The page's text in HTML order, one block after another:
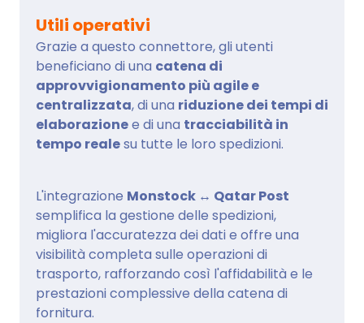
Utili operativi
Grazie a questo connettore, gli utenti
beneficiano di una catena di
approvvigionamento più agile e
centralizzata, di una riduzione dei tempi di
elaborazionee di una tracciabilità in
tempo realesu tutte le loro spedizioni.
L'integrazione Monstock ↔ Qatar Post
semplifica la gestione delle spedizioni,
migliora l'accuratezza dei dati e offre una
visibilità completa sulle operazioni di
trasporto, rafforzando così l'affidabilità e le
prestazioni complessive della catena di
fornitura.